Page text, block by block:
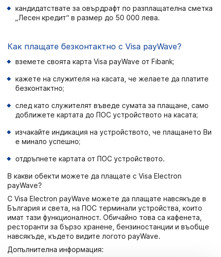
кандидатствате за овърдрафт по разплащателна сметка
„Лесен кредит“ в размер до 50 000 лева.
Как плащате безконтактно с Visa payWave?
вземете своята карта Visa payWave от Fibank;
кажете на служителя на касата, че желаете да платите
безконтактно;
след като служителят въведе сумата за плащане, само
доближете картата до ПОС устройството на касата;
изчакайте индикация на устройството, че плащането Ви
е минало успешно;
отдръпнете картата от ПОС устройството.
В какви обекти можете да плащате с Visa Electron
payWave?
С Visa Electron payWave можете да плащате навсякъде в
България и света, на ПОС терминали устройства, които
имат тази функционалност. Обичайно това са кафенета,
ресторанти за бързо хранене, бензиностанции и въобще
навсякъде, където видите логото payWave.
Допълнителна информация: